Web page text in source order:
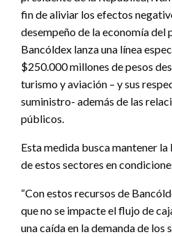
fin de aliviar los efectos
desempeño de la economía del
Bancóldex lanza una línea
$250.000 millones de pesos
turismo y aviación – y sus
suministro- además de las
públicos.
Esta medida busca mantener
de estos sectores en
“Con estos recursos de
que no se impacte el flujo de
una caída en la demanda de